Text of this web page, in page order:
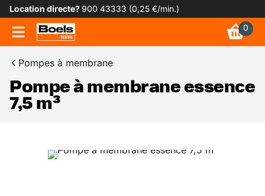
Location directe?900 43333 (0,25 €/min.)
0
Pompes à membrane
Pompe à membrane essence
7,5 m³